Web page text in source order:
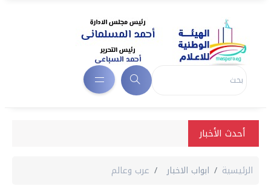
أحدث الأخبار
الرئيسية ابواب الاخبار عرب وعالم